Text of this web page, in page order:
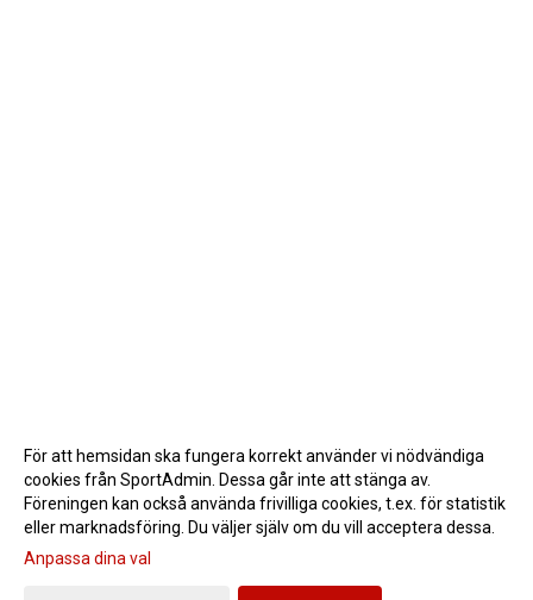
Gå till Webbversion
För att hemsidan ska fungera korrekt använder vi nödvändiga
cookies från SportAdmin. Dessa går inte att stänga av.
Föreningen kan också använda frivilliga cookies, t.ex. för statistik
eller marknadsföring. Du väljer själv om du vill acceptera dessa.
Anpassa dina val